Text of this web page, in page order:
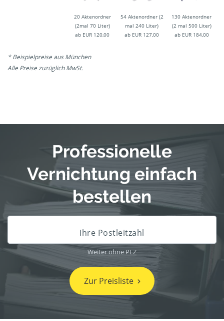
20 Aktenordner
(2mal 70 Liter)
ab EUR 120,00
54 Aktenordner (2
mal 240 Liter)
ab EUR 127,00
130 Aktenordner
(2 mal 500 Liter)
ab EUR 184,00
* Beispielpreise aus München
Alle Preise zuzüglich MwSt.
Professionelle
Vernichtung einfach
bestellen
Weiter ohne PLZ
Zur Preisliste